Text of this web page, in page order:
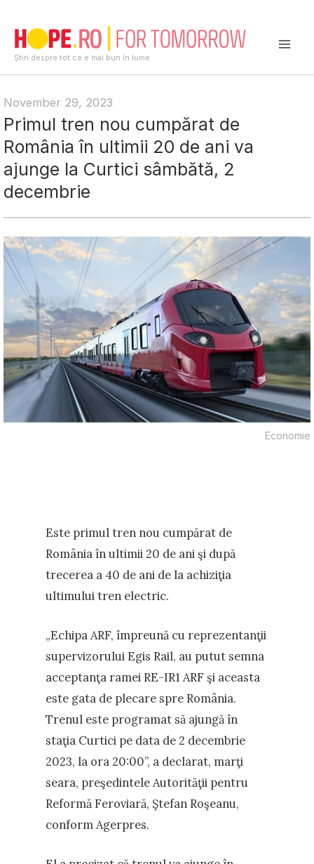
content
Știri despre tot ce e mai bun în lume
November 29, 2023
Primul tren nou cumpărat de
România în ultimii 20 de ani va
ajunge la Curtici sâmbătă, 2
decembrie
Economie
Este primul tren nou cumpărat de
România în ultimii 20 de ani şi după
trecerea a 40 de ani de la achiziţia
ultimului tren electric.
„Echipa ARF, împreună cu reprezentanţii
supervizorului Egis Rail, au putut semna
acceptanţa ramei RE-IR1 ARF şi aceasta
este gata de plecare spre România.
Trenul este programat să ajungă în
staţia Curtici pe data de 2 decembrie
2023, la ora 20:00”, a declarat, marţi
seara, preşedintele Autorităţii pentru
Reformă Feroviară, Ştefan Roşeanu,
conform Agerpres.